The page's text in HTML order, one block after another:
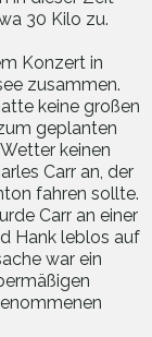
30 Kilo zu.
Konzert in
zusammen.
keine großen
geplanten
keinen
Carr an, der
fahren sollte.
Carr an einer
Hank leblos auf
war ein